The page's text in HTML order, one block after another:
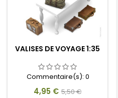
VALISES DE VOYAGE 1:35
Commentaire(s): 0
Prix
4,95 € Prix
5,50 €